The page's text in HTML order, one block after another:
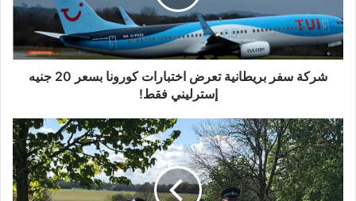
بسعر
20
جنيه
إسترليني
شركة سفر بريطانية تعرض اختبارات كورونا بسعر 20 جنيه
إسترليني فقط!
العثور
على
جثة
امرأة
بالقرب